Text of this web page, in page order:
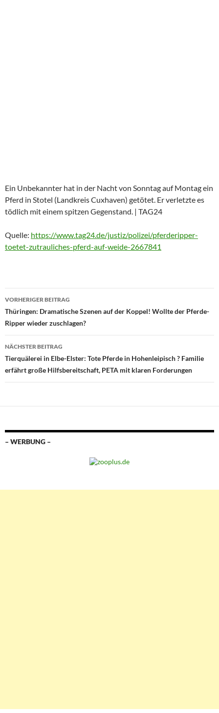
Ein Unbekannter hat in der Nacht von Sonntag auf Montag ein
Pferd in Stotel (Landkreis Cuxhaven) getötet. Er verletzte es
tödlich mit einem spitzen Gegenstand. | TAG24
Quelle: https://www.tag24.de/justiz/polizei/pferderipper-
toetet-zutrauliches-pferd-auf-weide-2667841
Beitragsnavigation
VORHERIGER BEITRAG
Thüringen: Dramatische Szenen auf der Koppel! Wollte der Pferde-
Ripper wieder zuschlagen?
NÄCHSTER BEITRAG
Tierquälerei in Elbe-Elster: Tote Pferde in Hohenleipisch ? Familie
erfährt große Hilfsbereitschaft, PETA mit klaren Forderungen
– WERBUNG –